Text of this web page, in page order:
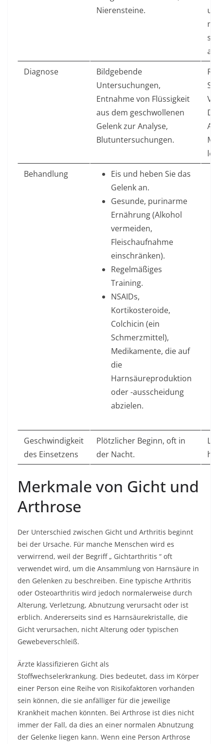
Nierensteine.
Diagnose
Bildgebende
Untersuchungen,
Entnahme von Flüssigkeit
aus dem geschwollenen
Gelenk zur Analyse,
Blutuntersuchungen.
Behandlung
Eis und heben Sie das
Gelenk an.
Gesunde, purinarme
Ernährung (Alkohol
vermeiden,
Fleischaufnahme
einschränken).
Regelmäßiges
Training.
NSAIDs,
Kortikosteroide,
Colchicin (ein
Schmerzmittel),
Medikamente, die auf
die
Harnsäureproduktion
oder -ausscheidung
abzielen.
Geschwindigkeit
des Einsetzens
Plötzlicher Beginn, oft in
der Nacht.
Merkmale von Gicht und
Arthrose
Der Unterschied zwischen Gicht und Arthritis beginnt
bei der Ursache. Für manche Menschen wird es
verwirrend, weil der Begriff „ Gichtarthritis “ oft
verwendet wird, um die Ansammlung von Harnsäure in
den Gelenken zu beschreiben. Eine typische Arthritis
oder Osteoarthritis wird jedoch normalerweise durch
Alterung, Verletzung, Abnutzung verursacht oder ist
erblich. Andererseits sind es Harnsäurekristalle, die
Gicht verursachen, nicht Alterung oder typischen
Gewebeverschleiß.
Ärzte klassifizieren Gicht als
Stoffwechselerkrankung. Dies bedeutet, dass im Körper
einer Person eine Reihe von Risikofaktoren vorhanden
sein können, die sie anfälliger für die jeweilige
Krankheit machen könnten. Bei Arthrose ist dies nicht
immer der Fall, da dies an einer normalen Abnutzung
der Gelenke liegen kann. Wenn eine Person Arthrose